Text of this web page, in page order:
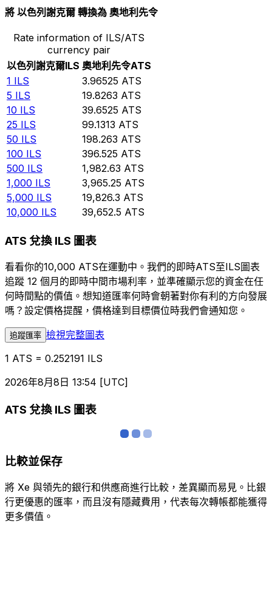
將 以色列謝克爾 轉換為 奧地利先令
Rate information of ILS/ATS
currency pair
以色列謝克爾ILS 奧地利先令ATS
1 ILS 3.96525 ATS
5 ILS 19.8263 ATS
10 ILS 39.6525 ATS
25 ILS 99.1313 ATS
50 ILS 198.263 ATS
100 ILS 396.525 ATS
500 ILS 1,982.63 ATS
1,000 ILS 3,965.25 ATS
5,000 ILS 19,826.3 ATS
10,000 ILS 39,652.5 ATS
ATS 兌換 ILS 圖表
看看你的10,000 ATS在運動中。我們的即時ATS至ILS圖表
追蹤 12 個月的即時中間市場利率，並準確顯示您的資金在任
何時間點的價值。想知道匯率何時會朝著對你有利的方向發展
嗎？設定價格提醒，價格達到目標價位時我們會通知您。
追蹤匯率 檢視完整圖表
1 ATS = 0.252191 ILS
2026年8月8日 13:54 [UTC]
ATS 兌換 ILS 圖表
比較並保存
將 Xe 與領先的銀行和供應商進行比較，差異顯而易見。比銀
行更優惠的匯率，而且沒有隱藏費用，代表每次轉帳都能獲得
更多價值。